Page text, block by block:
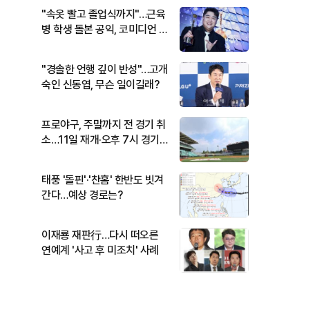
"속옷 빨고 졸업식까지"…근육
병 학생 돌본 공익, 코미디언 김
"경솔한 언행 깊이 반성"…고개
숙인 신동엽, 무슨 일이길래?
프로야구, 주말까지 전 경기 취
소…11일 재개·오후 7시 경기
태풍 '돌핀'·'찬홈' 한반도 빗겨
간다…예상 경로는?
이재룡 재판行…다시 떠오른
연예계 '사고 후 미조치' 사례